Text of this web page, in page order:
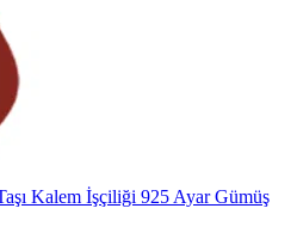
Kalem İşçiliği 925 Ayar Gümüş